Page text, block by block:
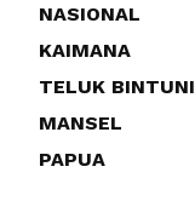
NASIONAL
KAIMANA
TELUK BINTUNI
MANSEL
PAPUA